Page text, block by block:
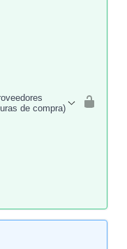
de compra)